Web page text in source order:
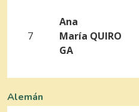
7
Ana
María QUIRO
GA
Alemán